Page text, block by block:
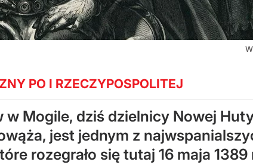
PO I RZECZYPOSPOLITEJ
Mogile, dziś dzielnicy Nowej
jest jednym z
rozegrało się tutaj 16 maja 1389